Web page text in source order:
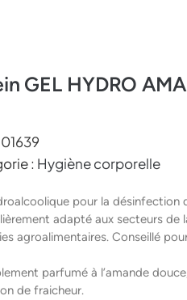
GEL HYDRO
01639
: Hygiène corporelle
pour la désinfection
adapté aux secteurs de
agroalimentaires. Conseillé
parfumé à l’amande
de fraicheur.